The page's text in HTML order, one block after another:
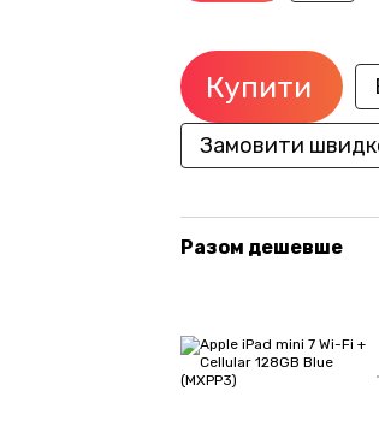
Купити
Замовити
Разом дешевше